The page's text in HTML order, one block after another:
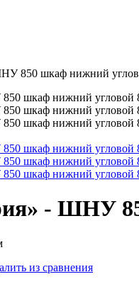
850 шкаф нижний
- ШНУ
из сравнения